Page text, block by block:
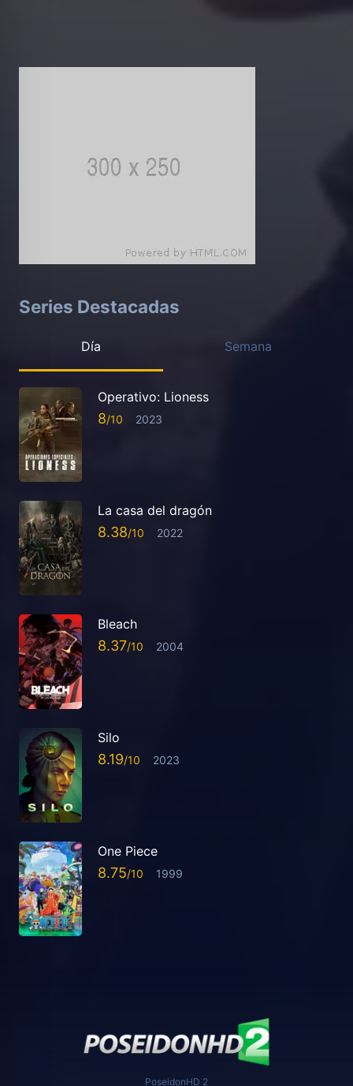
Series Destacadas
Día Semana
Operativo: Lioness
8 2023
La casa del dragón
8.38 2022
Bleach
8.37 2004
Silo
8.19 2023
One Piece
8.75 1999
PoseidonHD 2